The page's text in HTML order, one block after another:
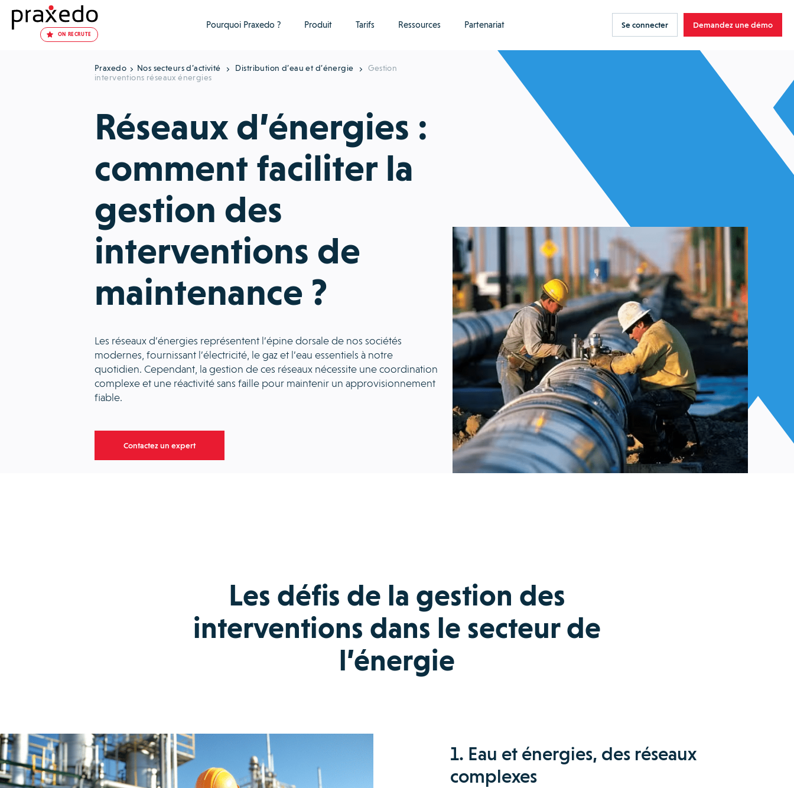
ON RECRUTE
Pourquoi Praxedo ? Produit Tarifs Ressources Partenariat Se connecter Demandez une démo
Praxedo Nos secteurs d’activité Distribution d’eau et d’énergie
Gestion
interventions réseaux énergies
Réseaux d’énergies :
comment faciliter la
gestion des
interventions de
maintenance ?
Les réseaux d’énergies représentent l’épine dorsale de nos sociétés
modernes, fournissant l’électricité, le gaz et l’eau essentiels à notre
quotidien. Cependant, la gestion de ces réseaux nécessite une coordination
complexe et une réactivité sans faille pour maintenir un approvisionnement
fiable.
Contactez un expert
Les défis de la gestion des
interventions dans le secteur de
l’énergie
1. Eau et énergies, des réseaux
complexes